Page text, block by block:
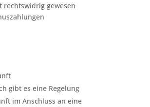
gewesen
gibt es eine Regelung
im Anschluss an eine